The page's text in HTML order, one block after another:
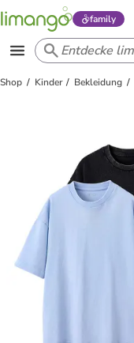
family
Shop Kinder Bekleidung